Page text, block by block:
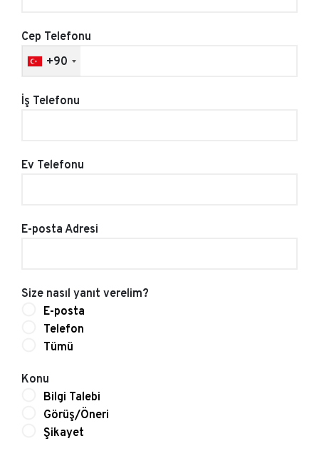
Cep Telefonu
+90
İş Telefonu
Ev Telefonu
E-posta Adresi
Size nasıl yanıt verelim?
E-posta
Telefon
Tümü
Konu
Bilgi Talebi
Görüş/Öneri
Şikayet